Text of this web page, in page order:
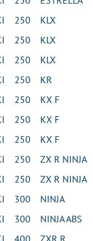
250 KLX
250 KLX
250 KLX
250 KR
250 KX F
250 KX F
250 KX F
250 ZX R NINJA
250 ZX R NINJA
300 NINJA
300 NINJA ABS
400 ZXR R